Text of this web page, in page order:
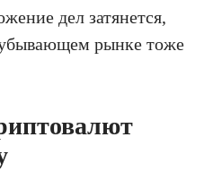
дел затянется,
рынке тоже